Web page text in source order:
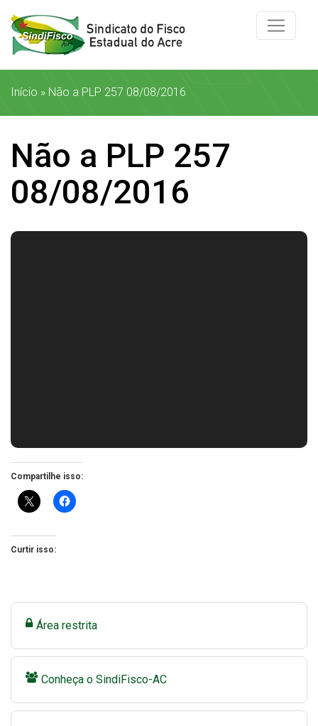
Início » Não a PLP 257 08/08/2016
Não a PLP 257
08/08/2016
Compartilhe isso:
Curtir isso:
Área restrita
Conheça o SindiFisco-AC